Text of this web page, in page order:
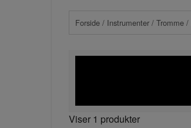
Forside / Instrumenter / Tromme /
Viser 1 produkter